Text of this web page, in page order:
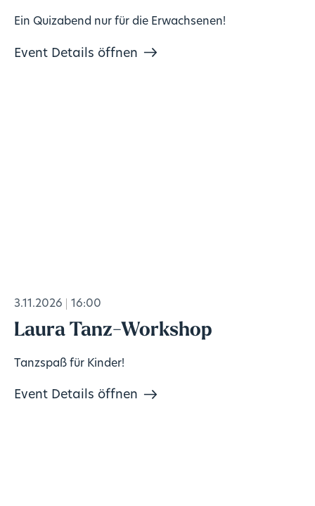
Ein Quizabend nur für die Erwachsenen!
Event Details öffnen
3.11.2026 16:00
Laura Tanz-Workshop
Tanzspaß für Kinder!
Event Details öffnen